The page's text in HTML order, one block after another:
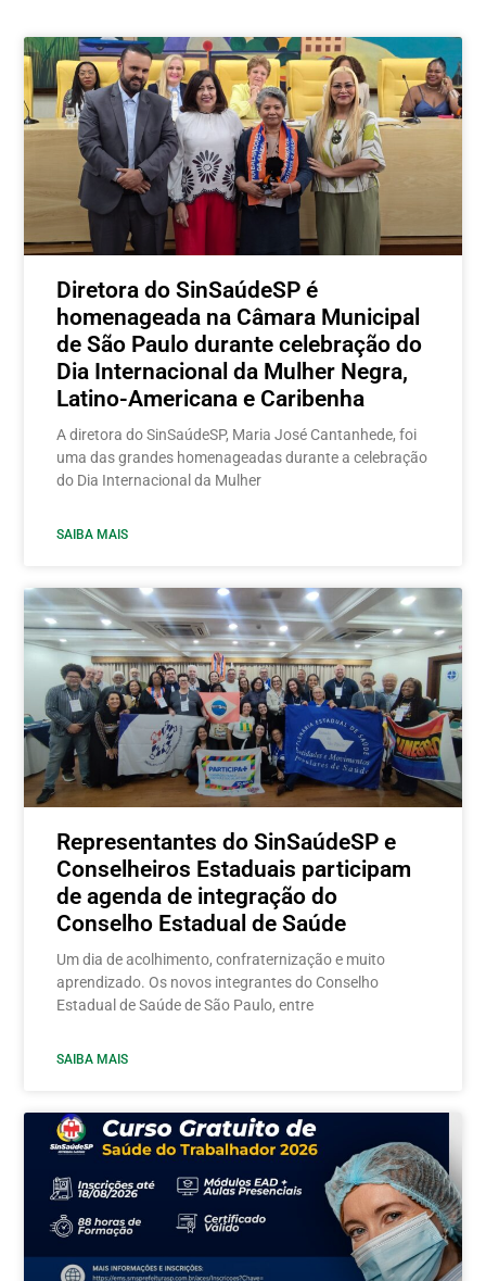
Postagens relacionadas
Diretora do SinSaúdeSP é
homenageada na Câmara Municipal
de São Paulo durante celebração do
Dia Internacional da Mulher Negra,
Latino-Americana e Caribenha
A diretora do SinSaúdeSP, Maria José Cantanhede, foi
uma das grandes homenageadas durante a celebração
do Dia Internacional da Mulher
SAIBA MAIS
Representantes do SinSaúdeSP e
Conselheiros Estaduais participam
de agenda de integração do
Conselho Estadual de Saúde
Um dia de acolhimento, confraternização e muito
aprendizado. Os novos integrantes do Conselho
Estadual de Saúde de São Paulo, entre
SAIBA MAIS